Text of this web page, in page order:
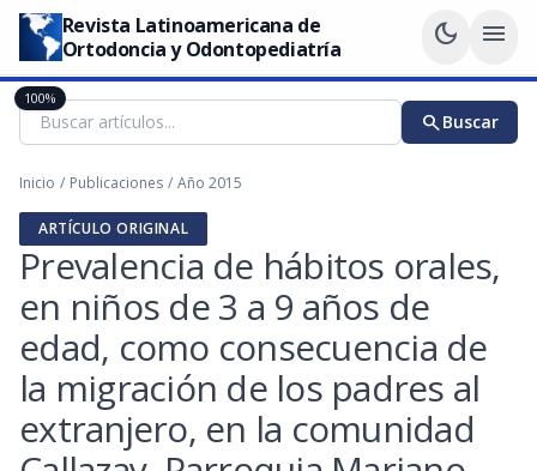
Revista Latinoamericana de
Ortodoncia y Odontopediatría
dark_mode menu
searchBuscar
Inicio / Publicaciones / Año 2015
ARTÍCULO ORIGINAL
Prevalencia de hábitos orales,
en niños de 3 a 9 años de
edad, como consecuencia de
la migración de los padres al
extranjero, en la comunidad
100%